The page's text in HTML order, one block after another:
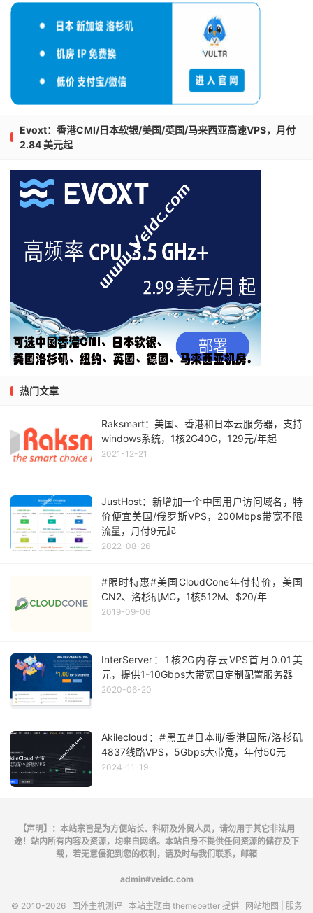
Evoxt：香港CMI/日本软银/美国/英国/马来西亚高速VPS，月付
2.84 美元起
热门文章
Raksmart：美国、香港和日本云服务器，支持
windows系统，1核2G40G，129元/年起
2021-12-21
JustHost：新增加一个中国用户访问域名，特
价便宜美国/俄罗斯VPS，200Mbps带宽不限
流量，月付9元起
2022-08-26
#限时特惠#美国CloudCone年付特价，美国
CN2、洛杉矶MC，1核512M、$20/年
2019-09-06
InterServer：1核2G内存云VPS首月0.01美
元，提供1-10Gbps大带宽自定制配置服务器
2020-06-20
Akilecloud：#黑五#日本iij/香港国际/洛杉矶
4837线路VPS，5Gbps大带宽，年付50元
2024-11-19
【声明】：本站宗旨是为方便站长、科研及外贸人员，请勿用于其它非法用
途！站内所有内容及资源，均来自网络。本站自身不提供任何资源的储存及下
载，若无意侵犯到您的权利，请及时与我们联系，邮箱
admin#veidc.com
© 2010-2026 国外主机测评本站主题由 themebetter提供 网站地图 | 服务